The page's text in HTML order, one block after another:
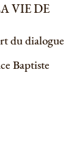
VIE DE
du dialogue
Baptiste